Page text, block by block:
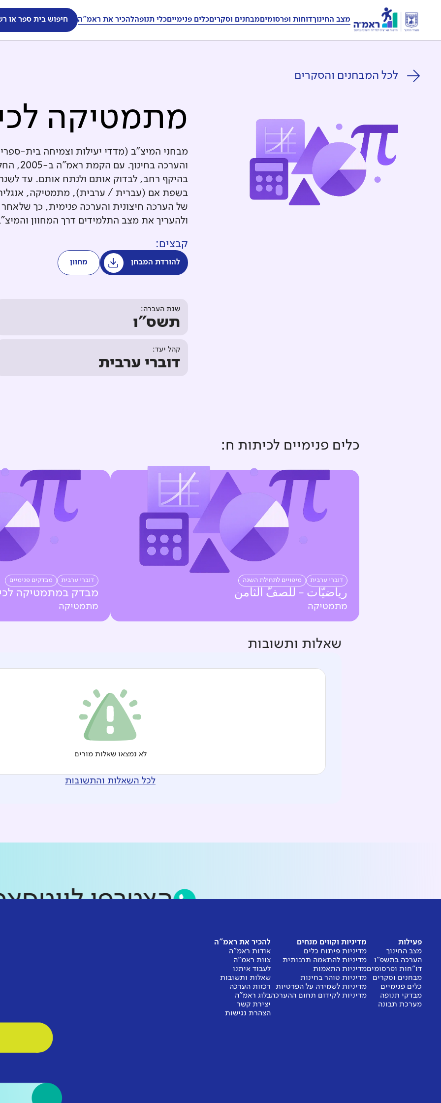
מצב החינוךדוחות ופרסומיםמבחנים וסקריםכלים פנימייםכלי תנופהלהכיר את ראמ"ה חיפוש בית ספר או
לכל המבחנים והסקרים
מתמטיקה
מבחני המיצ"ב (מדדי יעילות וצמיחה בית-
בשפת אם (עברית / ערבית), מתמטיקה, אנגלית
של הערכה חיצונית והערכה פנימית, כך
ולהעריך את מצב התלמידים דרך המחוון
קבצים:
להורדת המבחן מחוון
שנת העברה:
תשס"ו
קהל יעד:
דוברי ערבית
כלים פנימיים לכיתות ח:
דוברי ערבית מיפויים לתחילת השנה
رياضيّات - للصفّ الثامن
מתמטיקה
דוברי ערבית מבדקים פנימיים
מבדק במתמטיקה
מתמטיקה
שאלות ותשובות
לא נמצאו שאלות מורים
לכל השאלות והתשובות
הצטרפו
פעילות
מצב החינוך
הערכה בתשפ"ו
דו"חות ופרסומים
מבחנים וסקרים
כלים פנימיים
מבדקי תנופה
מערכת תבונה
מדיניות וקווים מנחים
מדיניות פיתוח כלים
מדיניות להתאמה תרבותית
מדיניות התאמות
מדיניות טוהר בחינות
מדיניות לשמירה על הפרטיות
מדיניות לקידום תחום ההערכה
להכיר את ראמ"ה
אודות ראמ"ה
צוות ראמ"ה
לעבוד איתנו
שאלות ותשובות
רכזות הערכה
בלוג ראמ"ה
יצירת קשר
הצהרת נגישות